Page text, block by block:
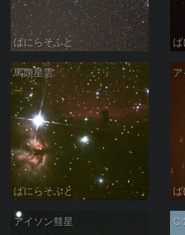
ばにらそふと
馬頭星雲
ばにらそふと
アイソン彗星